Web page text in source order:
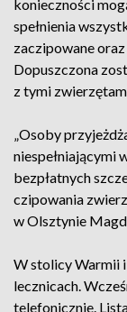
konieczności
spełnienia
zaczipowane
Dopuszczona
z tymi
„Osoby
niespełniającymi
bezpłatnych
czipowania
w Olsztynie
W stolicy Warmii
lecznicach.
telefonicznie.